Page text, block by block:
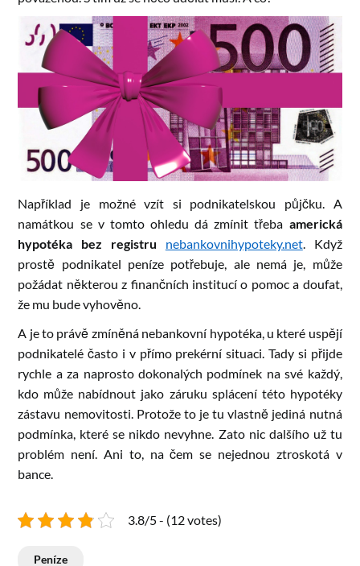
Například je možné vzít si podnikatelskou půjčku. A
namátkou se v tomto ohledu dá zmínit třeba americká
hypotéka bez registru
nebankovnihypoteky.net. Když
prostě podnikatel peníze potřebuje, ale nemá je, může
požádat některou z finančních institucí o pomoc a doufat,
že mu bude vyhověno.
A je to právě zmíněná nebankovní hypotéka, u které uspějí
podnikatelé často i v přímo prekérní situaci. Tady si přijde
rychle a za naprosto dokonalých podmínek na své každý,
kdo může nabídnout jako záruku splácení této hypotéky
zástavu nemovitosti. Protože to je tu vlastně jediná nutná
podmínka, které se nikdo nevyhne. Zato nic dalšího už tu
problém není. Ani to, na čem se nejednou ztroskotá v
bance.
3.8/5 - (12 votes)
Peníze